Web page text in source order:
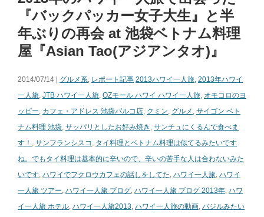
『バックパッカー女子大生』と半
年ぶりの再会 at 池袋ベトナム料理
屋『Asian Tao(アジアンタオ)』
2014/07/14 | グルメ系, レポート記事 2013ハワイ一人旅, 2013年ハワイ
一人旅, JTB ハワイ一人旅, OZモール ハワイ ハワイ一人旅, オモコロのヨ
ッピー, カフェ・アドレス 池袋パルコ店, クミン, グルメ , サイゴン ベト
ナム料理 池袋, サッパリとしたお好み焼き , サンチュにくるんで食べま
す！ , サンフランシスコ , タイ料理とベトナム料理は似てるみたいです
ね。でもタイ料理は基本的に辛いので、辛いの苦手な人は合わないみた
いです, ハワイでフクロウカフェの話しをしてた, ハワイ一人旅, ハワイ
一人旅 ツアー, ハワイ一人旅 ブログ, ハワイ一人旅 ブログ 2013年, ハワ
イ一人旅 ホテル, ハワイ一人旅2013, ハワイ一人旅の動画, バジルみたい